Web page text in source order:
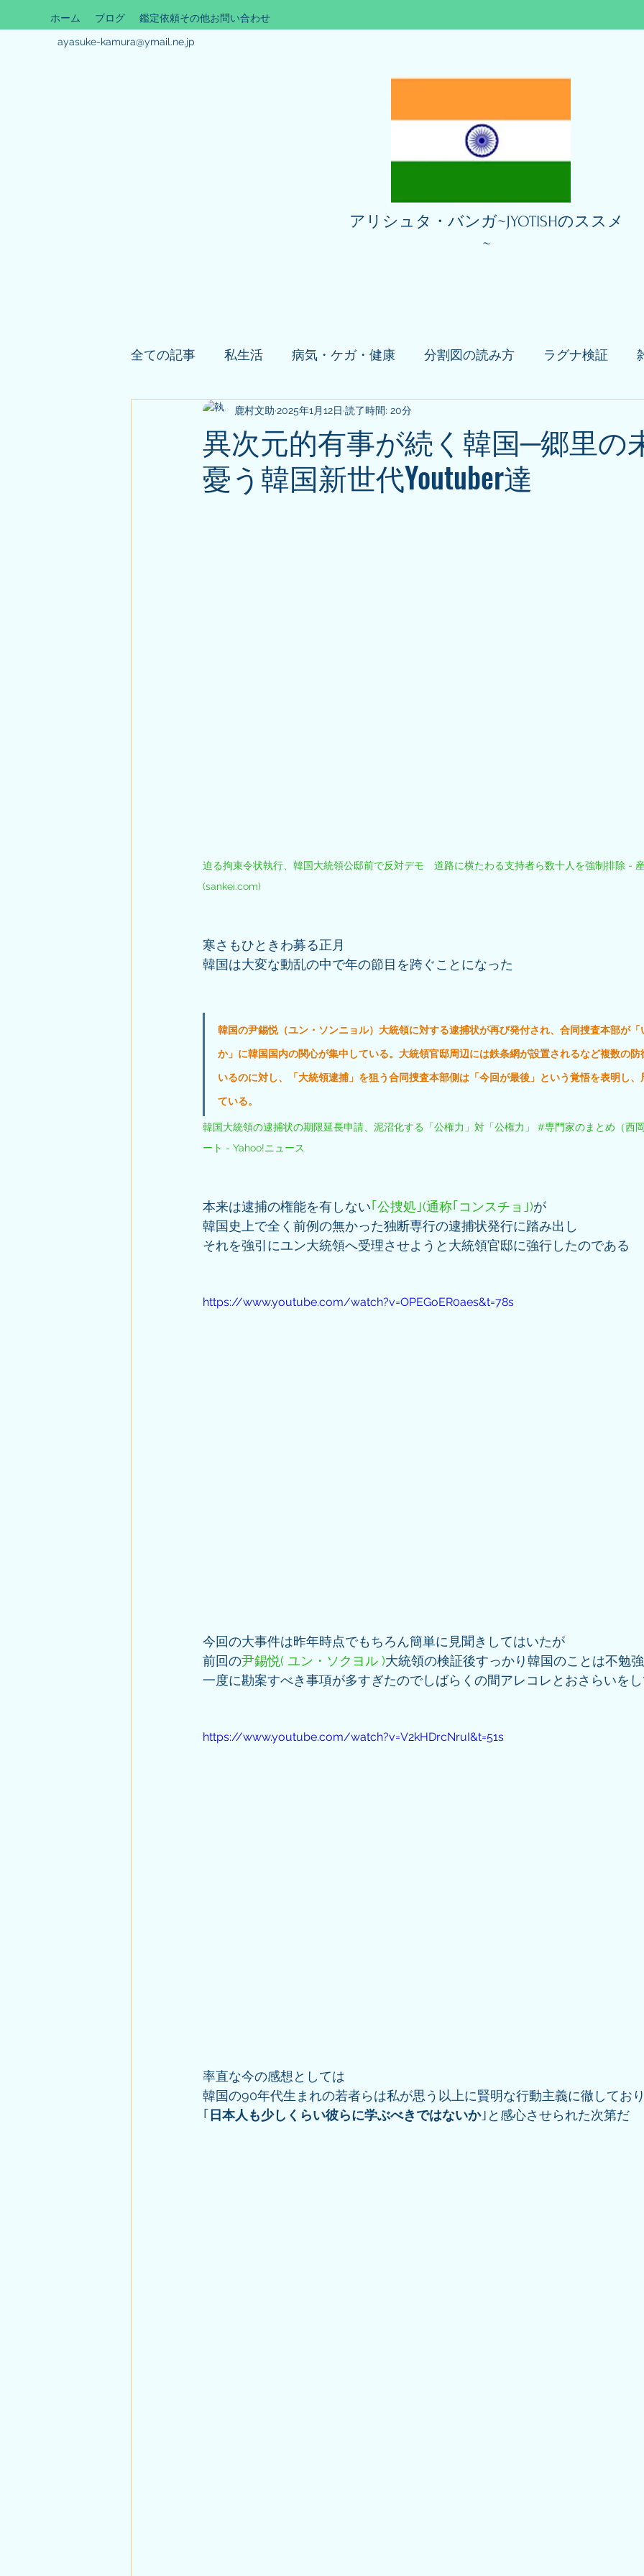
ホーム ブログ 鑑定依頼その他お問い合わせ
ayasuke-kamura@ymail.ne.jp
アリシュタ・バンガ~JYOTISHのススメ
~
全ての記事 私生活 病気・ケガ・健康 分割図の読み方 ラグナ検証
依頼者様の公開鑑定 その他(告知等)
異次元的有事が続く韓国─郷里の
憂う韓国新世代Youtuber達
鹿村文助 2025年1月12日 読了時間: 20分
迫る拘束令状執行、韓国大統領公邸前で反対デモ　道路に横たわる支持者ら数十人を強制排除 -
(sankei.com)
寒さもひときわ募る正月
韓国は大変な動乱の中で年の節目を跨ぐことになった
韓国の尹錫悦（ユン・ソンニョル）大統領に対する逮捕状が再び発付され、合同捜査本部が「
か」に韓国国内の関心が集中している。大統領官邸周辺には鉄条網が設置されるなど複数の防
いるのに対し、「大統領逮捕」を狙う合同捜査本部側は「今回が最後」という覚悟を表明し
ている。
韓国大統領の逮捕状の期限延長申請、泥沼化する「公権力」対「公権力」 #専門家のまとめ（西
ート - Yahoo!ニュース
本来は逮捕の権能を有しない｢公捜処｣(通称｢コンスチョ｣)が
韓国史上で全く前例の無かった独断専行の逮捕状発行に踏み出し
それを強引にユン大統領へ受理させようと大統領官邸に強行したのである
https://www.youtube.com/watch?v=OPEGoER0aes&t=78s
今回の大事件は昨年時点でもちろん簡単に見聞きしてはいたが
前回の尹錫悦( ユン・ソクヨル )大統領の検証後すっかり韓国のことは不勉
一度に勘案すべき事項が多すぎたのでしばらくの間アレコレとおさらいを
https://www.youtube.com/watch?v=V2kHDrcNruI&t=51s
率直な今の感想としては
韓国の90年代生まれの若者らは私が思う以上に賢明な行動主義に徹してお
｢ 日本人も少しくらい彼らに学ぶべきではないか｣と感心させられた次第だ